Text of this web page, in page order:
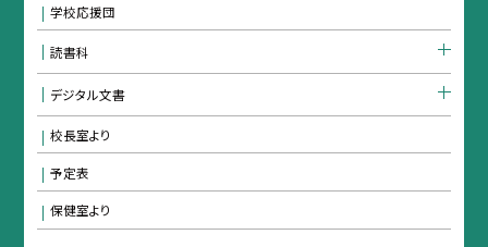
学校応援団
読書科
デジタル文書
校長室より
予定表
保健室より